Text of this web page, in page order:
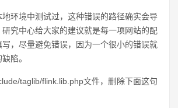
环境中测试过，这种错误的路径确实会导
究中心给大家的建议就是每一项网站的配
，尽量避免错误，因为一个很小的错误就
陷。
taglib/flink.lib.php文件，删除下面这句